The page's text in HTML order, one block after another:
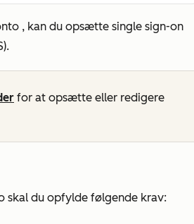
, kan du opsætte single sign-on
for at opsætte eller redigere
skal du opfylde følgende krav: